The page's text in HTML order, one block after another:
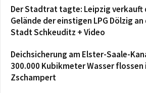
Der Stadtrat tagte: Leipzig verkauft
Gelände der einstigen LPG Dölzig an
Stadt Schkeuditz + Video
Deichsicherung am Elster-Saale-
300.000 Kubikmeter Wasser flossen
Zschampert